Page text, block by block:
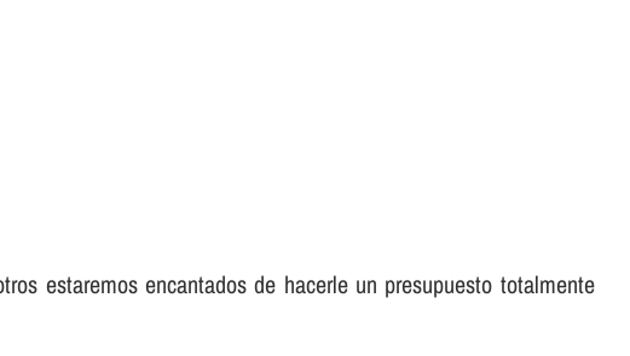
estaremos encantados de hacerle un presupuesto totalmente